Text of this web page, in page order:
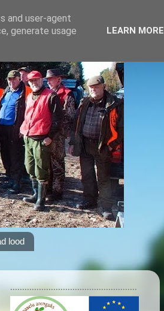
lood
.....................................................
and user-agent
generate usage
LEARN MORE